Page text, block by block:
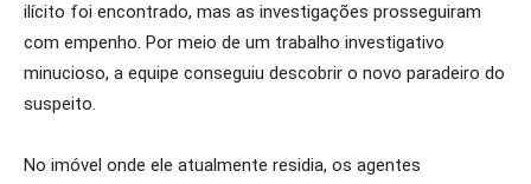
ilícito foi encontrado, mas as investigações prosseguiram
com empenho. Por meio de um trabalho investigativo
minucioso, a equipe conseguiu descobrir o novo paradeiro do
suspeito.
No imóvel onde ele atualmente residia, os agentes